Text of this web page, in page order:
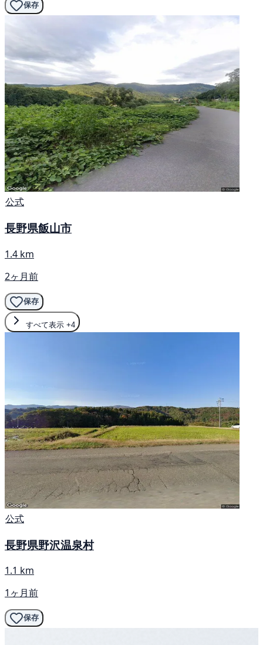
保存
公式
長野県飯山市
1.4 km
2ヶ月前
保存
すべて表示 +4
公式
長野県野沢温泉村
1.1 km
1ヶ月前
保存